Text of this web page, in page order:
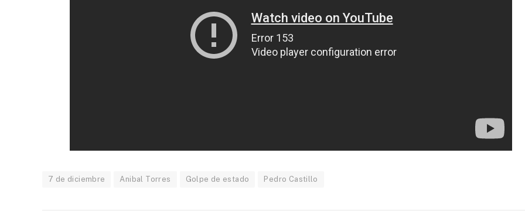
7 de diciembre Anibal Torres Golpe de estado Pedro Castillo